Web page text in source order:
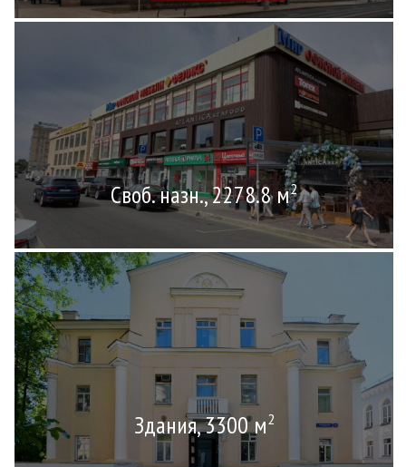
Своб. назн., 2278.8 м2
Здания, 3300 м2